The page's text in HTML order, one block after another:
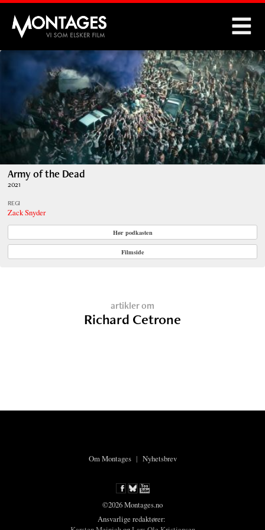
Montages
Army of the Dead
2021
REGI
Zack Snyder
Hør podkasten
Filmside
artikler om
Richard Cetrone
Om Montages| Nyhetsbrev
©2026 Montages.no
Ansvarlige redaktører: